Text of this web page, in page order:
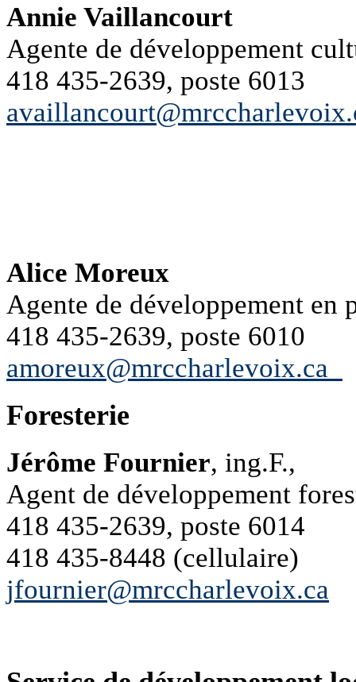
Annie Vaillancourt
Agente de développement
418 435-2639, poste 6013
Alice Moreux
Agente de développement
418 435-2639, poste 6010
amoreux@mrccharlevoix.ca
Foresterie
Jérôme Fournier, ing.F.,
Agent de développement
418 435-2639, poste 6014
418 435-8448 (cellulaire)
jfournier@mrccharlevoix.ca